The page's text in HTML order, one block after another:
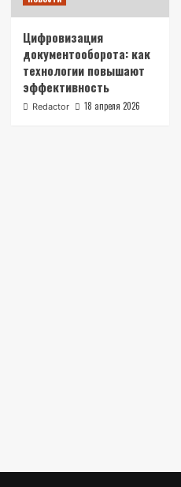
Цифровизация
документооборота: как
технологии повышают
эффективность
Redactor 18 апреля 2026